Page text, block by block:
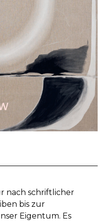
nach schriftlicher
bis zur
Eigentum. Es